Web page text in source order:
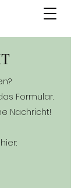
Formular.
Nachricht!